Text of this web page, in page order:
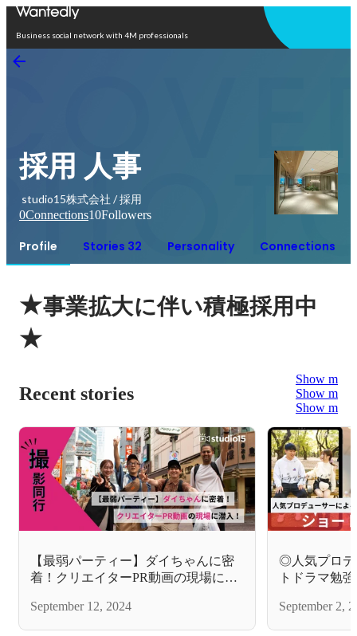
Business social network with 4M professionals
採用 人事
studio15株式会社 / 採用
0Connections10Followers
Profile Stories 32 Personality Connections
★事業拡大に伴い積極採用中
★
Recent stories
Show more
Show more
Show more
【最弱パーティー】ダイちゃんに密
着！クリエイターPR動画の現場に潜
September 12, 2024
◎人気プロデ
トドラマ勉
September 2,